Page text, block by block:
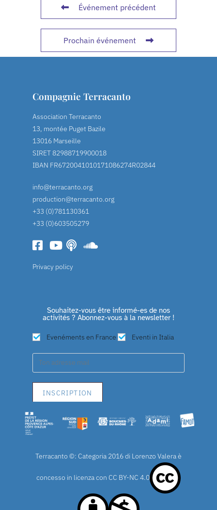
Événement précédent
Prochain événement
Compagnie Terracanto
Association Terracanto
13, montée Puget Bazile
13016 Marseille
SIRET 82988719900018
IBAN FR6720041010171086274R02844
info@terracanto.org
production@terracanto.org
+33 (0)781130361
+33 (0)603505279
Privacy policy
Souhaitez-vous être informé-es de nos
activités ? Abonnez-vous à la newsletter !
Evenéments en France Eventi in Italia
Terracanto ©: Categoria 2016 di Lorenzo Valera è
concesso in licenza con CC BY-NC 4.0